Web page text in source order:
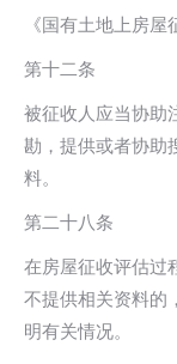
《国有土地上房屋
第十二条
被征收人应当协助
勘，提供或者协助
料。
第二十八条
在房屋征收评估过
不提供相关资料的
明有关情况。